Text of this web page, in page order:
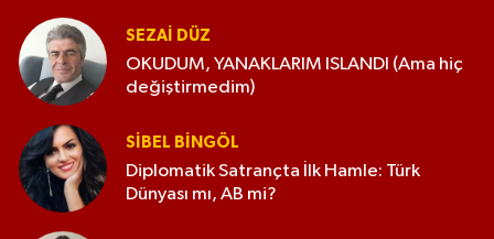
SEZAI DÜZ
OKUDUM, YANAKLARIM ISLANDI (Ama hiç
değiştirmedim)
SIBEL BINGÖL
Diplomatik Satrançta İlk Hamle: Türk
Dünyası mı, AB mi?